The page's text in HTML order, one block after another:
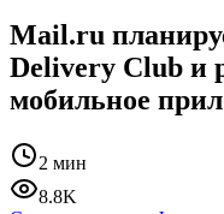
Mail.ru
Delivery Club и
мобильное
2 мин
8.8K